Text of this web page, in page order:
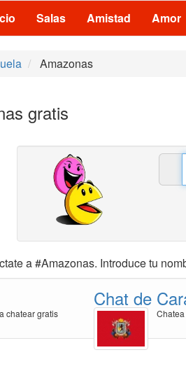
Salas Amistad Amor
Amazonas
gratis
a #Amazonas. Introduce tu
chatear gratis
Chat de